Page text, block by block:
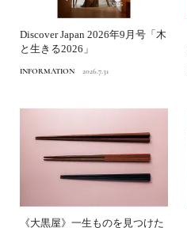
Discover Japan 2026年9月号「木
と生きる2026」
INFORMATION 2026.7.31
《大黒屋》一生ものを見つけた